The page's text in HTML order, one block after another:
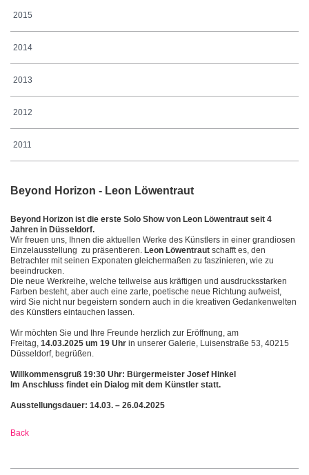
2015
2014
2013
2012
2011
Beyond Horizon - Leon Löwentraut
Beyond Horizon ist die erste Solo Show von Leon Löwentraut seit 4
Jahren in Düsseldorf.
Wir freuen uns, Ihnen die aktuellen Werke des Künstlers in einer grandiosen
Einzelausstellung zu präsentieren. Leon Löwentraut schafft es, den
Betrachter mit seinen Exponaten gleichermaßen zu faszinieren, wie zu
beeindrucken.
Die neue Werkreihe, welche teilweise aus kräftigen und ausdrucksstarken
Farben besteht, aber auch eine zarte, poetische neue Richtung aufweist,
wird Sie nicht nur begeistern sondern auch in die kreativen Gedankenwelten
des Künstlers eintauchen lassen.
Wir möchten Sie und Ihre Freunde herzlich zur Eröffnung, am
Freitag, 14.03.2025 um 19 Uhr in unserer Galerie, Luisenstraße 53, 40215
Düsseldorf, begrüßen.
Willkommensgruß 19:30 Uhr: Bürgermeister Josef Hinkel
Im Anschluss findet ein Dialog mit dem Künstler statt.
Ausstellungsdauer: 14.03. – 26.04.2025
Back